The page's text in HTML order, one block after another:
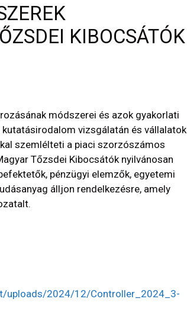
KIBOCSÁTÓK
módszerei és azok gyakorlati
vizsgálatán és vállalatok
szemlélteti a piaci szorzószámos
Tőzsdei Kibocsátók nyilvánosan
pénzügyi elemzők, egyetemi
álljon rendelkezésre, amely
uploads/2024/12/Controller_2024_3-